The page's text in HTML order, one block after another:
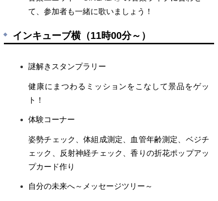
て、参加者も一緒に歌いましょう！
インキューブ横（11時00分～）
謎解きスタンプラリー
健康にまつわるミッションをこなして景品をゲッ
ト！
体験コーナー
姿勢チェック、体組成測定、血管年齢測定、ベジチ
ェック、反射神経チェック、香りの折花ポップアッ
プカード作り
自分の未来へ～メッセージツリー～